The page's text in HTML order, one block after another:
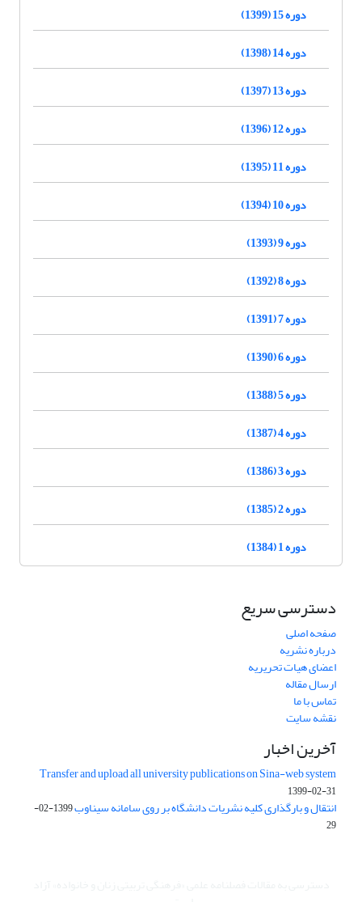
دوره 15 (1399)
دوره 14 (1398)
دوره 13 (1397)
دوره 12 (1396)
دوره 11 (1395)
دوره 10 (1394)
دوره 9 (1393)
دوره 8 (1392)
دوره 7 (1391)
دوره 6 (1390)
دوره 5 (1388)
دوره 4 (1387)
دوره 3 (1386)
دوره 2 (1385)
دوره 1 (1384)
دسترسی سریع
صفحه اصلی
درباره نشریه
اعضای هیات تحریریه
ارسال مقاله
تماس با ما
نقشه سایت
آخرین اخبار
Transfer and upload all university publications on Sina-web system
1399-02-31
انتقال و بارگذاری کلیه نشریات دانشگاه بر روی سامانه سیناوب
1399-02-
29